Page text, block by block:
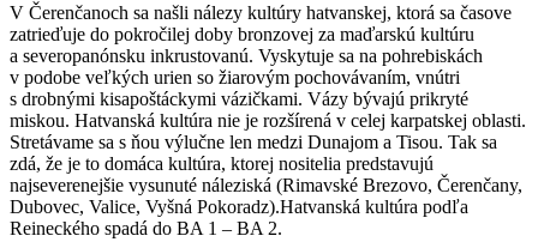
V Čerenčanoch sa našli nálezy kultúry hatvanskej, ktorá sa časove
zatrieďuje do pokročilej doby bronzovej za maďarskú kultúru
a severopanónsku inkrustovanú. Vyskytuje sa na pohrebiskách
v podobe veľkých urien so žiarovým pochovávaním, vnútri
s drobnými kisapoštáckymi vázičkami. Vázy bývajú prikryté
miskou. Hatvanská kultúra nie je rozšírená v celej karpatskej oblasti.
Stretávame sa s ňou výlučne len medzi Dunajom a Tisou. Tak sa
zdá, že je to domáca kultúra, ktorej nositelia predstavujú
najseverenejšie vysunuté náleziská (Rimavské Brezovo, Čerenčany,
Dubovec, Valice, Vyšná Pokoradz).Hatvanská kultúra podľa
Reineckého spadá do BA 1 – BA 2.